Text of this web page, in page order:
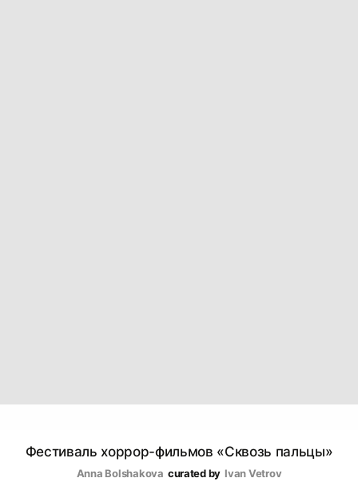
Фестиваль хоррор-фильмов «Сквозь пальцы»
Anna Bolshakova curated by Ivan Vetrov